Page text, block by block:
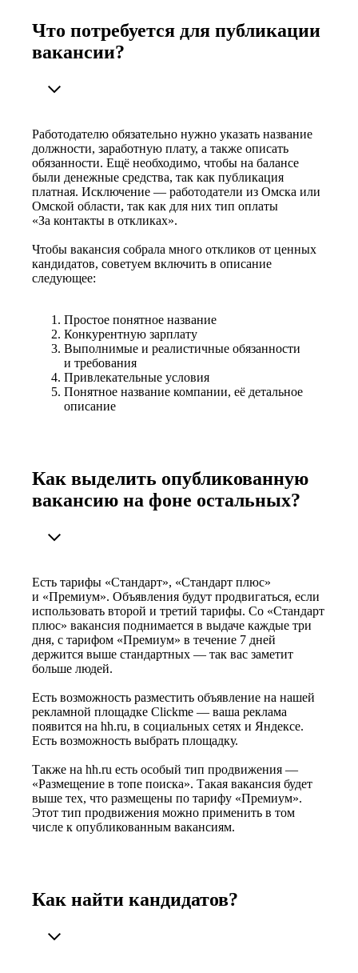
Что потребуется для публикации
вакансии?
Работодателю обязательно нужно указать название
должности, заработную плату, а также описать
обязанности. Ещё необходимо, чтобы на балансе
были денежные средства, так как публикация
платная. Исключение — работодатели из Омска или
Омской области, так как для них тип оплаты
«За контакты в откликах».
Чтобы вакансия собрала много откликов от ценных
кандидатов, советуем включить в описание
следующее:
Простое понятное название
Конкурентную зарплату
Выполнимые и реалистичные обязанности
и требования
Привлекательные условия
Понятное название компании, её детальное
описание
Как выделить опубликованную
вакансию на фоне остальных?
Есть тарифы «Стандарт», «Стандарт плюс»
и «Премиум». Объявления будут продвигаться, если
использовать второй и третий тарифы. Со «Стандарт
плюс» вакансия поднимается в выдаче каждые три
дня, с тарифом «Премиум» в течение 7 дней
держится выше стандартных — так вас заметит
больше людей.
Есть возможность разместить объявление на нашей
рекламной площадке Clickme — ваша реклама
появится на hh.ru, в социальных сетях и Яндексе.
Есть возможность выбрать площадку.
Также на hh.ru есть особый тип продвижения —
«Размещение в топе поиска». Такая вакансия будет
выше тех, что размещены по тарифу «Премиум».
Этот тип продвижения можно применить в том
числе к опубликованным вакансиям.
Как найти кандидатов?